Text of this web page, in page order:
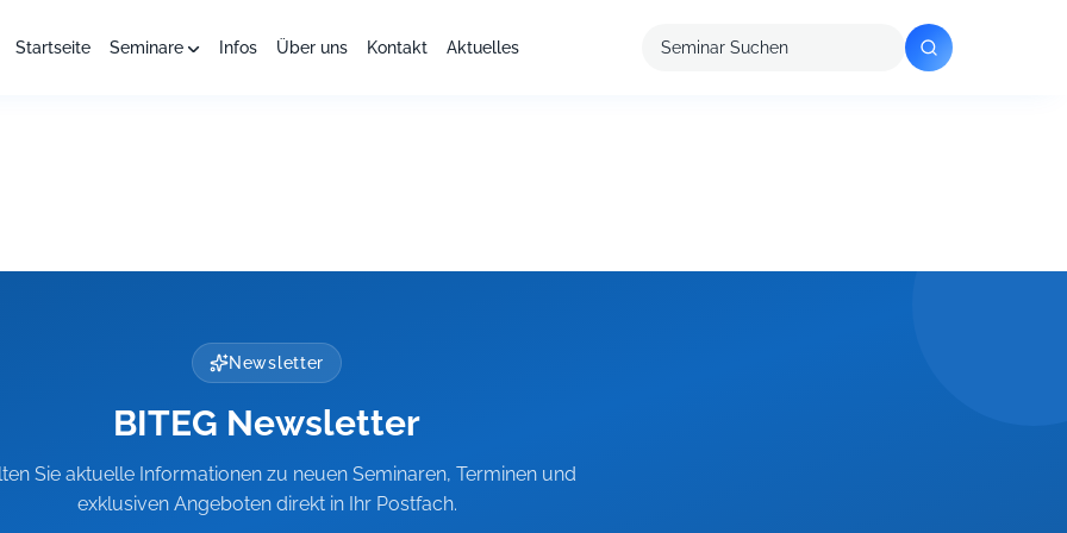
Startseite Seminare Infos Über uns Kontakt Aktuelles
Seminar
Newsletter
BITEG Newsletter
Sie aktuelle Informationen zu neuen Seminaren, Terminen und
exklusiven Angeboten direkt in Ihr Postfach.